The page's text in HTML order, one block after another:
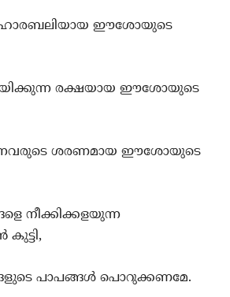
ഈശോയുടെ
രക്ഷയായ ഈശോയുടെ
ശരണമായ ഈശോയുടെ
നീക്കിക്കളയുന്ന
കുട്ടി,
പാപങ്ങള്‍ പൊറുക്കണമേ.